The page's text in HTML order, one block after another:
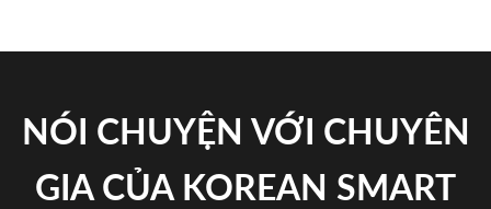
NÓI CHUYỆN VỚI CHUYÊN
GIA CỦA KOREAN SMART